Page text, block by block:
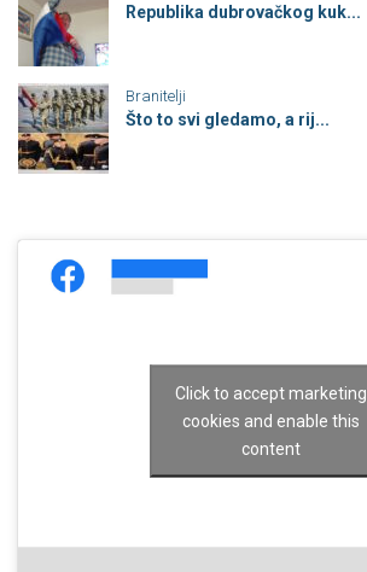
Republika dubrovačkog kuk...
Branitelji
Što to svi gledamo, a rij...
Click to accept marketing
cookies and enable this
content